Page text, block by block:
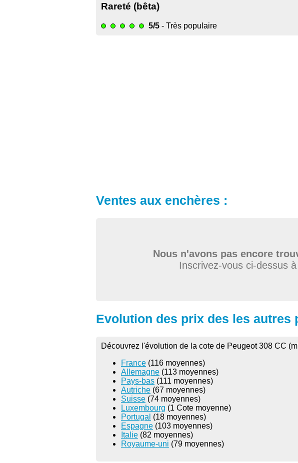
Rareté (bêta)
5/5 - Très populaire
Ventes aux enchères :
Nous n'avons pas encore
Inscrivez-vous ci-dessus
Evolution des prix des les autres
Découvrez l'évolution de la cote de Peugeot 308 CC
France (116 moyennes)
Allemagne (113 moyennes)
Pays-bas (111 moyennes)
Autriche (67 moyennes)
Suisse (74 moyennes)
Luxembourg (1 Cote moyenne)
Portugal (18 moyennes)
Espagne (103 moyennes)
Italie (82 moyennes)
Royaume-uni (79 moyennes)